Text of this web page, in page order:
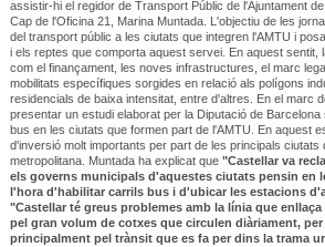
assistir-hi el regidor de Transport Públic de l'Ajuntament
Cap de l'Oficina 21, Marina Muntada. L'objectiu de les
del transport públic a les ciutats que integren l'AMTU i
i els reptes que comporta aquest servei. En aquest sentit,
com el finançament, les noves infrastructures, el marc
mobilitats específiques sorgides en relació als polígons
residencials de baixa intensitat, entre d'altres. En el marc
presentar un estudi elaborat per la Diputació de
bus en les ciutats que formen part de l'AMTU. En aquest
d'inversió molt importants per part de les principals ciutats
metropolitana. Muntada ha explicat que "Castellar va
els governs municipals d'aquestes ciutats pensin en
l'hora d'habilitar carrils bus i d'ubicar les estacions
"Castellar té greus problemes amb la línia que
pel gran volum de cotxes que circulen diàriament, per
principalment pel trànsit que es fa per dins la trama